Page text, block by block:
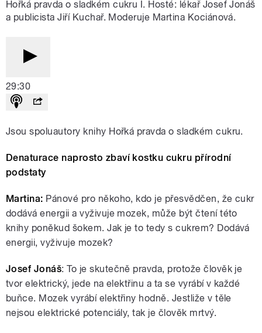
Hořká pravda o sladkém cukru I. Hosté: lékař Josef Jonáš
a publicista Jiří Kuchař. Moderuje Martina Kociánová.
29:30
Jsou spoluautory knihy Hořká pravda o sladkém cukru.
Denaturace naprosto zbaví kostku cukru přírodní
podstaty
Martina: Pánové pro někoho, kdo je přesvědčen, že cukr
dodává energii a vyživuje mozek, může být čtení této
knihy poněkud šokem. Jak je to tedy s cukrem? Dodává
energii, vyživuje mozek?
Josef Jonáš: To je skutečně pravda, protože člověk je
tvor elektrický, jede na elektřinu a ta se vyrábí v každé
buňce. Mozek vyrábí elektřiny hodně. Jestliže v těle
nejsou elektrické potenciály, tak je člověk mrtvý.